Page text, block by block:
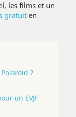
les films et un
gratuit en
?
un EVJF